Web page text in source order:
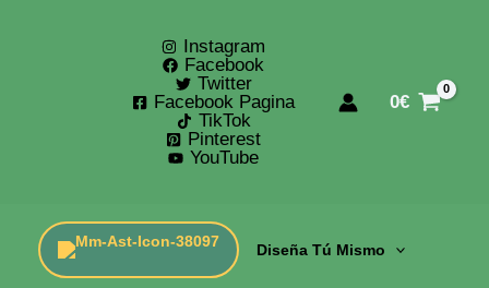
Instagram
Facebook
Twitter
Facebook Pagina
TikTok
Pinterest
YouTube
0€
Diseña Tú Mismo